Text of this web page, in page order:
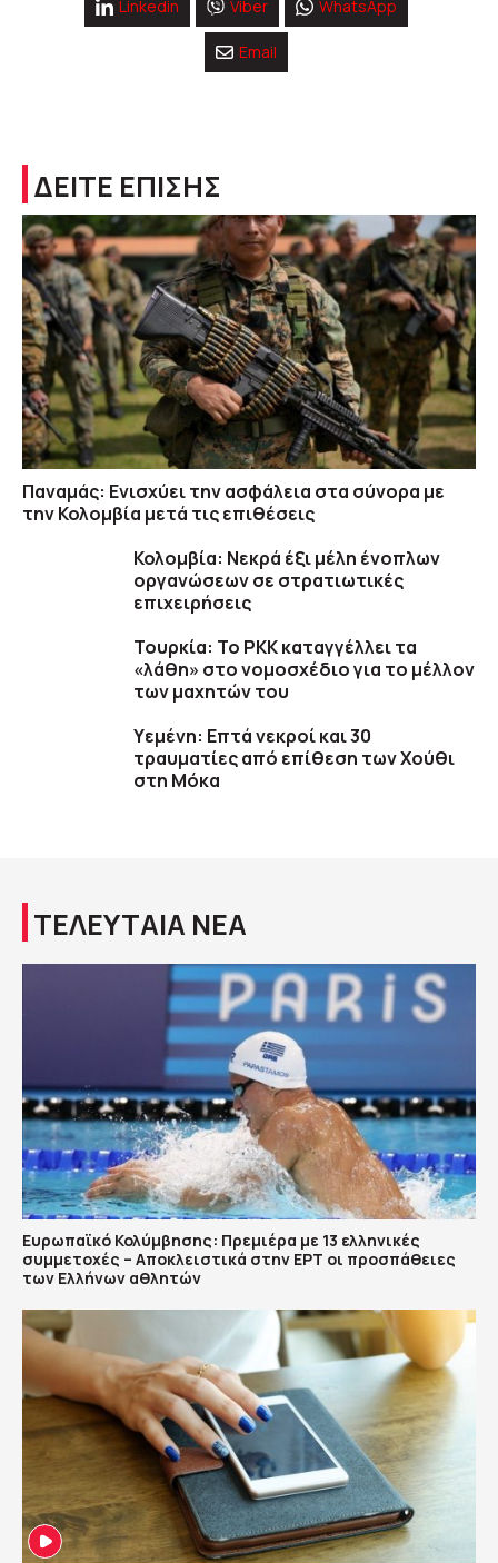
Linkedin Viber WhatsApp
Email
ΔΕΙΤΕ ΕΠΙΣΗΣ
Παναμάς: Ενισχύει την ασφάλεια στα σύνορα με
την Κολομβία μετά τις επιθέσεις
Κολομβία: Νεκρά έξι μέλη ένοπλων
οργανώσεων σε στρατιωτικές
επιχειρήσεις
Τουρκία: Το PKK καταγγέλλει τα
«λάθη» στο νομοσχέδιο για το μέλλον
των μαχητών του
Υεμένη: Επτά νεκροί και 30
τραυματίες από επίθεση των Χούθι
στη Μόκα
ΤΕΛΕΥΤΑΙΑ ΝΕΑ
Ευρωπαϊκό Κολύμβησης: Πρεμιέρα με 13 ελληνικές
συμμετοχές – Αποκλειστικά στην ΕΡΤ οι προσπάθειες
των Ελλήνων αθλητών